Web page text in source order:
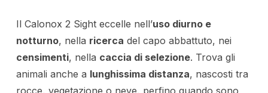
Il Calonox 2 Sight eccelle nell’uso diurno e
notturno, nella ricerca del capo abbattuto, nei
censimenti, nella caccia di selezione. Trova gli
animali anche a lunghissima distanza, nascosti tra